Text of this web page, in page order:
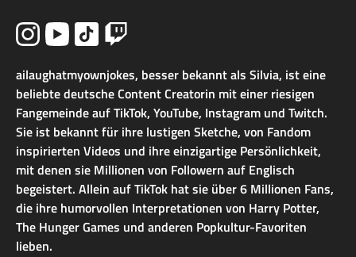
ailaughatmyownjokes, besser bekannt als Silvia, ist eine
beliebte deutsche Content Creatorin mit einer riesigen
Fangemeinde auf TikTok, YouTube, Instagram und Twitch.
Sie ist bekannt für ihre lustigen Sketche, von Fandom
inspirierten Videos und ihre einzigartige Persönlichkeit,
mit denen sie Millionen von Followern auf Englisch
begeistert. Allein auf TikTok hat sie über 6 Millionen Fans,
die ihre humorvollen Interpretationen von Harry Potter,
The Hunger Games und anderen Popkultur-Favoriten
lieben.